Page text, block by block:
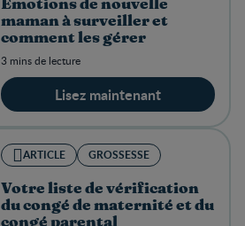
Émotions de nouvelle
maman à surveiller et
comment les gérer
3 mins de lecture
Lisez maintenant
ARTICLE GROSSESSE
Votre liste de vérification
du congé de maternité et du
congé parental